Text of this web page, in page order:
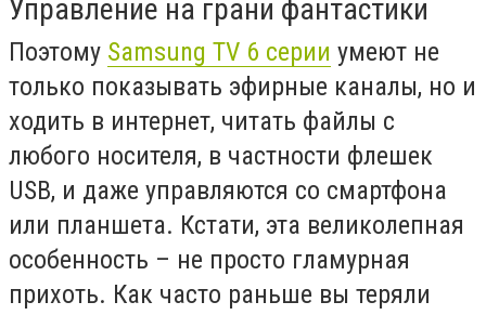
Управление на грани фантастики
Поэтому Samsung TV 6 серии умеют не
только показывать эфирные каналы, но и
ходить в интернет, читать файлы с
любого носителя, в частности флешек
USB, и даже управляются со смартфона
или планшета. Кстати, эта великолепная
особенность – не просто гламурная
прихоть. Как часто раньше вы теряли